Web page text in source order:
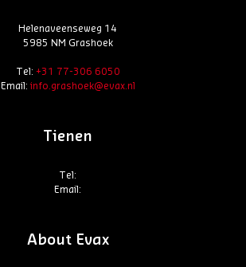
Helenaveenseweg 14
5985 NM Grashoek
Tel: +31 77-306 6050
Email:info.grashoek@evax.nl
Tienen
Tel:
Email:
About Evax